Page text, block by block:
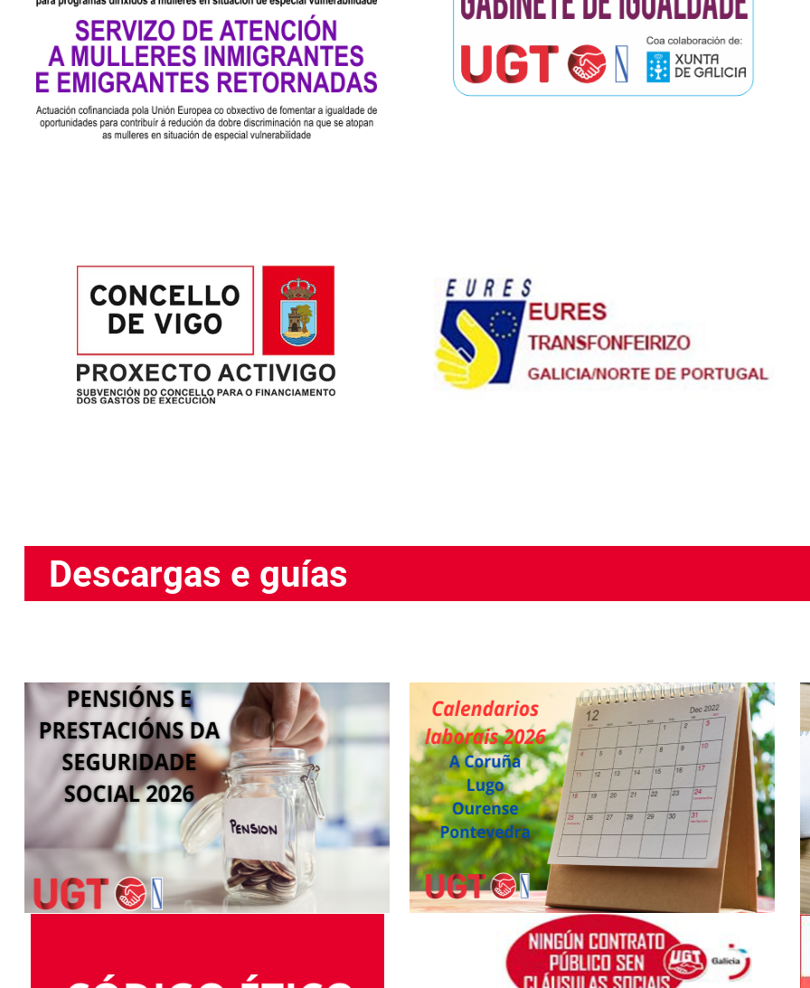
Descargas e guías